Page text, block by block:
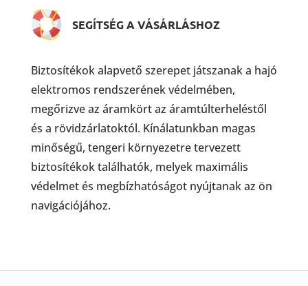
SEGÍTSÉG A VÁSÁRLÁSHOZ
Biztosítékok alapvető szerepet játszanak a hajó
elektromos rendszerének védelmében,
megőrizve az áramkört az áramtúlterheléstől
és a rövidzárlatoktól. Kínálatunkban magas
minőségű, tengeri környezetre tervezett
biztosítékok találhatók, melyek maximális
védelmet és megbízhatóságot nyújtanak az ön
navigációjához.